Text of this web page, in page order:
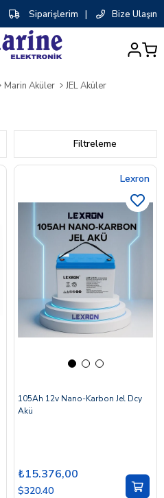
Siparişlerim | Bize Ulaşın
Marin Aküler JEL Aküler
Filtreleme
Lexron
105Ah 12v Nano-Karbon Jel Dcy
Akü
₺15.376,00
$320.40